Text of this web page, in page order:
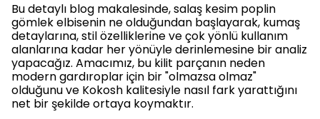
Bu detaylı blog makalesinde, salaş kesim poplin
gömlek elbisenin ne olduğundan başlayarak, kumaş
detaylarına, stil özelliklerine ve çok yönlü kullanım
alanlarına kadar her yönüyle derinlemesine bir analiz
yapacağız. Amacımız, bu kilit parçanın neden
modern gardıroplar için bir "olmazsa olmaz"
olduğunu ve Kokosh kalitesiyle nasıl fark yarattığını
net bir şekilde ortaya koymaktır.